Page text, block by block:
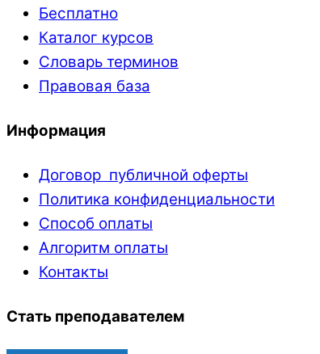
Бесплатно
Каталог курсов
Словарь терминов
Правовая база
Информация
Договор публичной оферты
Политика конфиденциальности
Способ оплаты
Алгоритм оплаты
Контакты
Стать преподавателем